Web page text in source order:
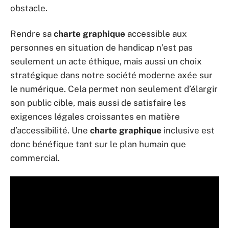
obstacle.
Rendre sa charte graphique accessible aux
personnes en situation de handicap n’est pas
seulement un acte éthique, mais aussi un choix
stratégique dans notre société moderne axée sur
le numérique. Cela permet non seulement d’élargir
son public cible, mais aussi de satisfaire les
exigences légales croissantes en matière
d’accessibilité. Une charte graphique inclusive est
donc bénéfique tant sur le plan humain que
commercial.